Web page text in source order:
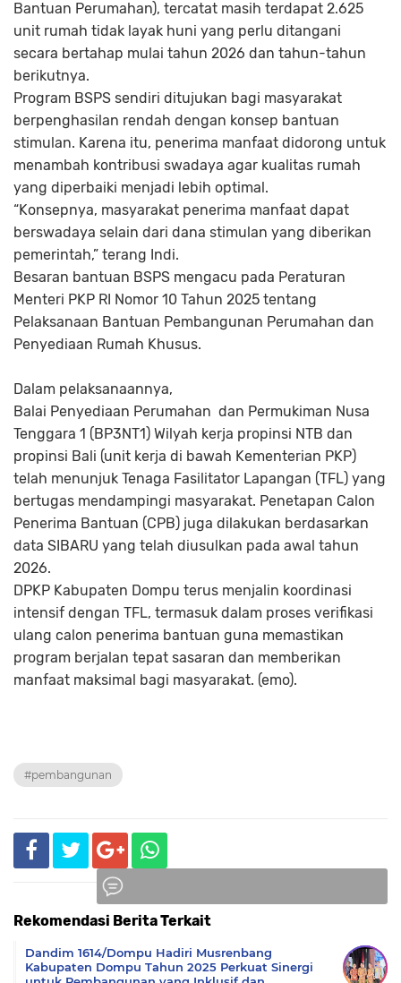
Bantuan Perumahan), tercatat masih terdapat 2.625
unit rumah tidak layak huni yang perlu ditangani
secara bertahap mulai tahun 2026 dan tahun-tahun
berikutnya.
Program BSPS sendiri ditujukan bagi masyarakat
berpenghasilan rendah dengan konsep bantuan
stimulan. Karena itu, penerima manfaat didorong untuk
menambah kontribusi swadaya agar kualitas rumah
yang diperbaiki menjadi lebih optimal.
“Konsepnya, masyarakat penerima manfaat dapat
berswadaya selain dari dana stimulan yang diberikan
pemerintah,” terang Indi.
Besaran bantuan BSPS mengacu pada Peraturan
Menteri PKP RI Nomor 10 Tahun 2025 tentang
Pelaksanaan Bantuan Pembangunan Perumahan dan
Penyediaan Rumah Khusus.
Dalam pelaksanaannya,
Balai Penyediaan Perumahan dan Permukiman Nusa
Tenggara 1 (BP3NT1) Wilyah kerja propinsi NTB dan
propinsi Bali (unit kerja di bawah Kementerian PKP)
telah menunjuk Tenaga Fasilitator Lapangan (TFL) yang
bertugas mendampingi masyarakat. Penetapan Calon
Penerima Bantuan (CPB) juga dilakukan berdasarkan
data SIBARU yang telah diusulkan pada awal tahun
2026.
DPKP Kabupaten Dompu terus menjalin koordinasi
intensif dengan TFL, termasuk dalam proses verifikasi
ulang calon penerima bantuan guna memastikan
program berjalan tepat sasaran dan memberikan
manfaat maksimal bagi masyarakat. (emo).
#pembangunan
Rekomendasi Berita Terkait
Dandim 1614/Dompu Hadiri Musrenbang
Kabupaten Dompu Tahun 2025 Perkuat Sinergi